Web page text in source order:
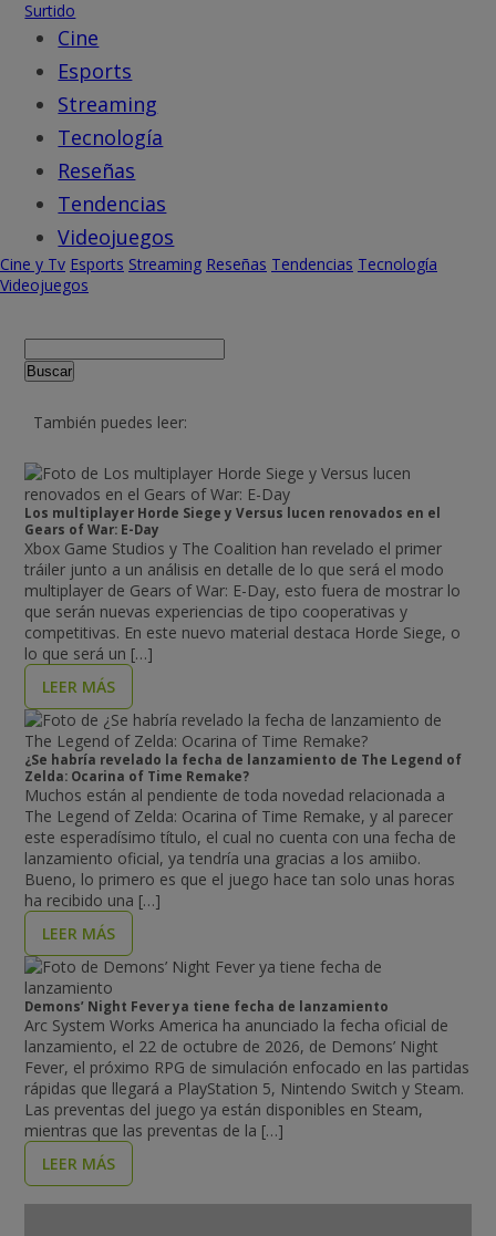
Surtido
Cine
Esports
Streaming
Tecnología
Reseñas
Tendencias
Videojuegos
Cine y Tv Esports Streaming Reseñas Tendencias Tecnología
Videojuegos
Buscar
También puedes leer:
Los multiplayer Horde Siege y Versus lucen renovados en el
Gears of War: E-Day
Xbox Game Studios y The Coalition han revelado el primer
tráiler junto a un análisis en detalle de lo que será el modo
multiplayer de Gears of War: E-Day, esto fuera de mostrar lo
que serán nuevas experiencias de tipo cooperativas y
competitivas. En este nuevo material destaca Horde Siege, o
lo que será un […]
LEER MÁS
¿Se habría revelado la fecha de lanzamiento de The Legend of
Zelda: Ocarina of Time Remake?
Muchos están al pendiente de toda novedad relacionada a
The Legend of Zelda: Ocarina of Time Remake, y al parecer
este esperadísimo título, el cual no cuenta con una fecha de
lanzamiento oficial, ya tendría una gracias a los amiibo.
Bueno, lo primero es que el juego hace tan solo unas horas
ha recibido una […]
LEER MÁS
Demons’ Night Fever ya tiene fecha de lanzamiento
Arc System Works America ha anunciado la fecha oficial de
lanzamiento, el 22 de octubre de 2026, de Demons’ Night
Fever, el próximo RPG de simulación enfocado en las partidas
rápidas que llegará a PlayStation 5, Nintendo Switch y Steam.
Las preventas del juego ya están disponibles en Steam,
mientras que las preventas de la […]
LEER MÁS